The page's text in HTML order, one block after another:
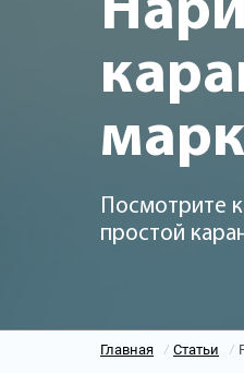
Посмотрите
простой
Главная / Статьи /